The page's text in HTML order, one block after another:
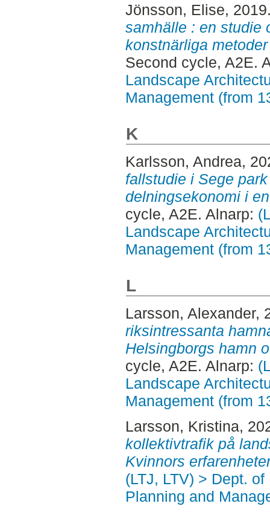
Jönsson, Elise,
samhälle : en studie
konstnärliga
Second cycle, A2E.
Landscape
Management (from
K
Karlsson, Andrea,
fallstudie i Sege
delningsekonomi i
cycle, A2E. Alnarp:
Landscape
Management (from
L
Larsson, Alexander,
riksintressanta
Helsingborgs hamn
cycle, A2E. Alnarp:
Landscape
Management (from
Larsson, Kristina,
kollektivtrafik på
Kvinnors
(LTJ, LTV) > Dept.
Planning and